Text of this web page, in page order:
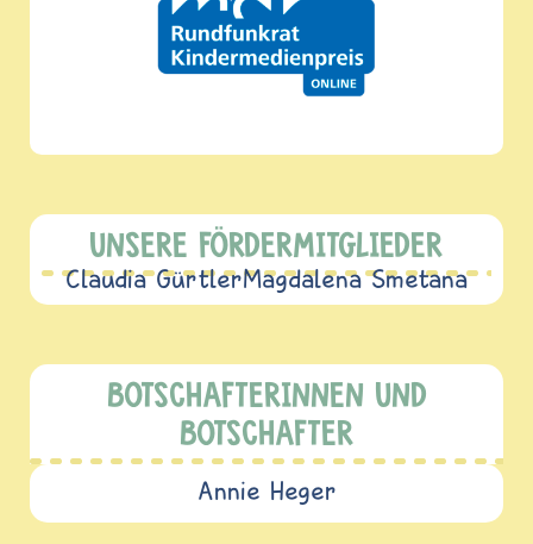
UNSERE FÖRDERMITGLIEDER
Claudia GürtlerMagdalena Smetana
BOTSCHAFTERINNEN UND
BOTSCHAFTER
Annie Heger